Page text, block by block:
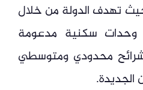
تهدف الدولة من خلال
وحدات سكنية مدعومة
محدودي ومتوسطي